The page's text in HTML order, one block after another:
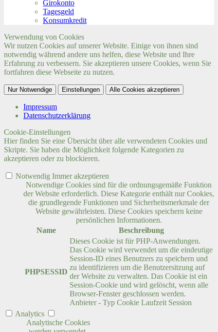
Girokonto
Tagesgeld
Konsumkredit
Verwendung von Cookies
Wir nutzen Cookies auf unserer Website. Einige von ihnen sind
notwendig während andere uns helfen, diese Website und Ihre
Erfahrung zu verbessern. Sie akzeptieren unsere Cookies, wenn Sie
fortfahren diese Webseite zu nutzen.
Nur Notwendige Einstellungen Alle Cookies akzeptieren
Impressum
Datenschutzerklärung
Cookie-Einstellungen
Hier finden Sie eine Übersicht über alle verwendeten Cookies und
Skripte. Sie haben die Möglichkeit folgende Kategorien zu
akzeptieren oder zu blockieren.
Notwendig Immer akzeptieren
Notwendige Cookies sind für die ordnungsgemäße Funktion
der Website erforderlich. Diese Kategorie enthält nur Cookies,
die grundlegende Funktionen und Sicherheitsmerkmale der
Website gewährleisten. Diese Cookies speichern keine
persönlichen Informationen.
Name
Beschreibung
PHPSESSID
Dieses Cookie ist für PHP-Anwendungen.
Das Cookie wird verwendet um die eindeutige
Session-ID eines Benutzers zu speichern und
zu identifizieren um die Benutzersitzung auf
der Website zu verwalten. Das Cookie ist ein
Session-Cookie und wird gelöscht, wenn alle
Browser-Fenster geschlossen werden.
Anbieter - Typ Cookie Laufzeit Session
Analytics
Analytische Cookies